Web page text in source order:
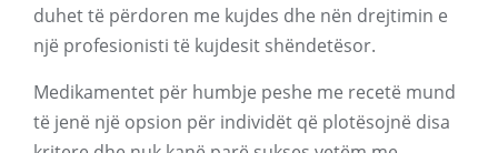
duhet të përdoren me kujdes dhe nën drejtimin e
një profesionisti të kujdesit shëndetësor.
Medikamentet për humbje peshe me recetë mund
të jenë një opsion për individët që plotësojnë disa